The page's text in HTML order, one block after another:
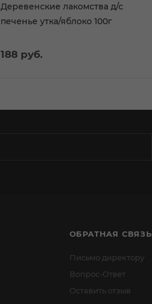
Деревенские лакомства д/с
печенье утка/яблоко 100г
188 руб.
ОБРАТНАЯ СВЯЗЬ
Письмо директору
Вопрос-Ответ
Оставить отзыв